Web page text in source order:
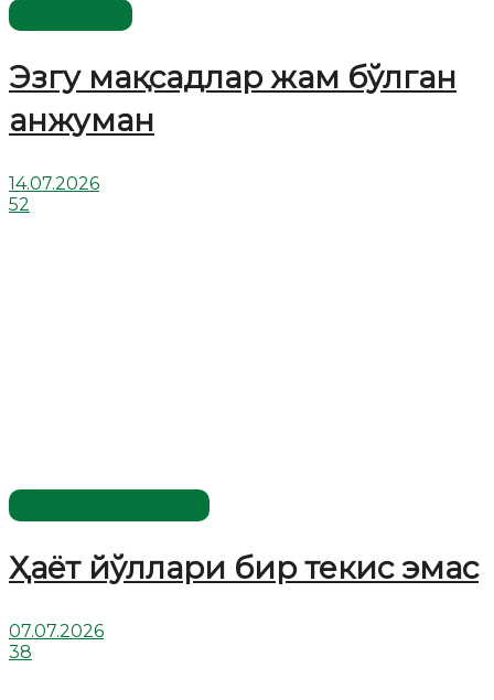
Эзгу мақсадлар жам бўлган
анжуман
14.07.2026
52
Ҳаёт йўллари бир текис эмас
07.07.2026
38